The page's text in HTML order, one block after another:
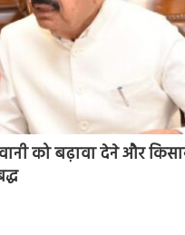
को बढ़ावा देने और